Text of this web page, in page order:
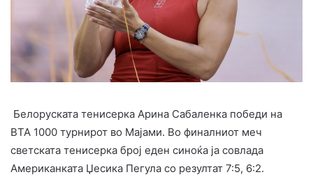
Белоруската тенисерка Арина Сабаленка победи на
ВТА 1000 турнирот во Мајами. Во финалниот меч
светската тенисерка број еден синоќа ја совлада
Американката Џесика Пегула со резултат 7:5, 6:2.